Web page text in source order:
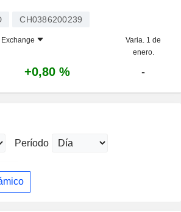
CH0386200239
Varia. 1 de
enero.
+0,80 % -
Período